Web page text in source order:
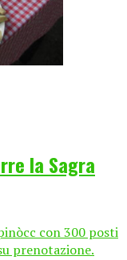
la Sagra
con 300 posti
prenotazione.